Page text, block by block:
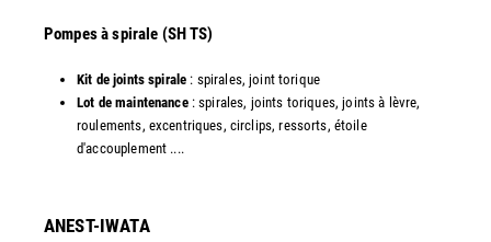
​Pompes à spirale (SH TS)
Kit de joints spirale : spirales, joint torique
Lot de maintenance: spirales, joints toriques, joints à lèvre,
roulements, excentriques, circlips, ressorts, étoile
d'accouplement ....​
ANEST-IWATA